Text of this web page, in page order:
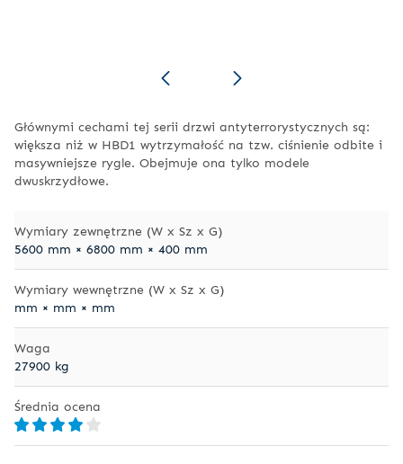
Głównymi cechami tej serii drzwi antyterrorystycznych są:
większa niż w HBD1 wytrzymałość na tzw. ciśnienie odbite i
masywniejsze rygle. Obejmuje ona tylko modele
dwuskrzydłowe.
Wymiary zewnętrzne (W x Sz x G)
5600 mm × 6800 mm × 400 mm
Wymiary wewnętrzne (W x Sz x G)
mm × mm × mm
Waga
27900 kg
Średnia ocena